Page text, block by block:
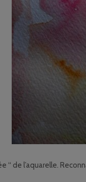
“ de l’aquarelle.